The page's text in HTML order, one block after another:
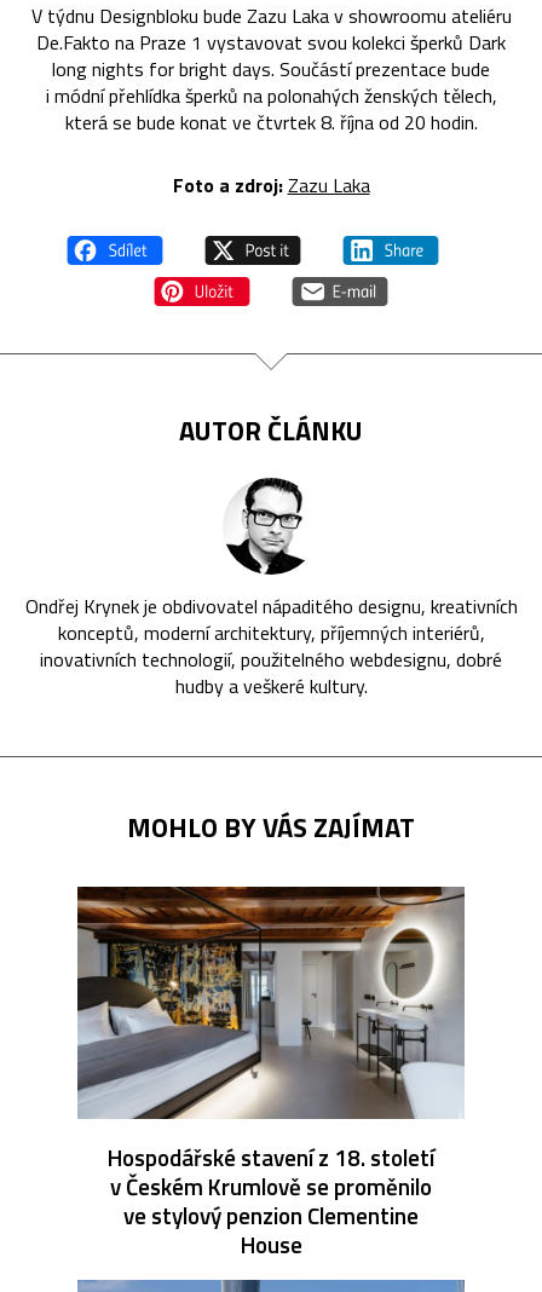
V týdnu Designbloku bude Zazu Laka v showroomu ateliéru
De.Fakto na Praze 1 vystavovat svou kolekci šperků Dark
long nights for bright days. Součástí prezentace bude
i módní přehlídka šperků na polonahých ženských tělech,
která se bude konat ve čtvrtek 8. října od 20 hodin.
Foto a zdroj:Zazu Laka
AUTOR ČLÁNKU
Ondřej Krynek je obdivovatel nápaditého designu, kreativních
konceptů, moderní architektury, příjemných interiérů,
inovativních technologií, použitelného webdesignu, dobré
hudby a veškeré kultury.
MOHLO BY VÁS ZAJÍMAT
Hospodářské stavení z 18. století
v Českém Krumlově se proměnilo
ve stylový penzion Clementine
House